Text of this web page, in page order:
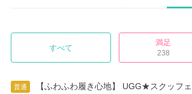
すべて
満足
238
普通 【ふわふわ履き心地】 UGG★スクッフ